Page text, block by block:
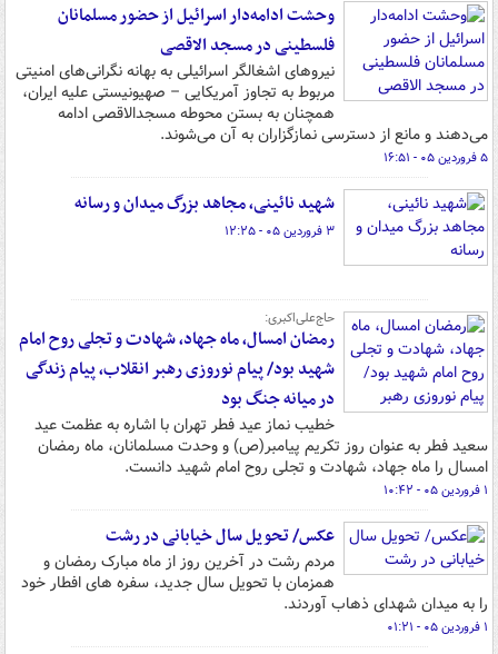
وحشت ادامه‌دار اسرائیل از حضور مسلمانان
فلسطینی در مسجد الاقصی
نیروهای اشغالگر اسرائیلی به بهانه نگرانی‌های امنیتی
مربوط به تجاوز آمریکایی – صهیونیستی علیه ایران،
همچنان به بستن محوطه مسجدالاقصی ادامه
می‌دهند و مانع از دسترسی نمازگزاران به آن می‌شوند.
۵ فروردین ۰۵ - ۱۶:۵۱
شهید نائینی، مجاهد بزرگ میدان و رسانه
۳ فروردین ۰۵ - ۱۲:۲۵
حاج‌علی‌اکبری:
رمضان امسال، ماه جهاد، شهادت و تجلی روح امام
شهید بود/ پیام نوروزی رهبر انقلاب، پیام زندگی
در میانه جنگ بود
خطیب نماز عید فطر تهران با اشاره به عظمت عید
سعید فطر به عنوان روز تکریم پیامبر(ص) و وحدت مسلمانان، ماه رمضان
امسال را ماه جهاد، شهادت و تجلی روح امام شهید دانست.
۱ فروردین ۰۵ - ۱۰:۴۲
عکس/ تحویل سال خیابانی در رشت
مردم رشت در آخرین روز از ماه مبارک رمضان و
همزمان با تحویل سال جدید، سفره های افطار خود
را به میدان شهدای ذهاب آوردند.
۱ فروردین ۰۵ - ۰۱:۲۱